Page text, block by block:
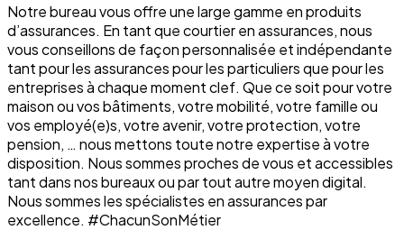
Notre bureau vous offre une large gamme en produits
d’assurances. En tant que courtier en assurances, nous
vous conseillons de façon personnalisée et indépendante
tant pour les assurances pour les particuliers que pour les
entreprises à chaque moment clef. Que ce soit pour votre
maison ou vos bâtiments, votre mobilité, votre famille ou
vos employé(e)s, votre avenir, votre protection, votre
pension, … nous mettons toute notre expertise à votre
disposition. Nous sommes proches de vous et accessibles
tant dans nos bureaux ou par tout autre moyen digital.
Nous sommes les spécialistes en assurances par
excellence. #ChacunSonMétier